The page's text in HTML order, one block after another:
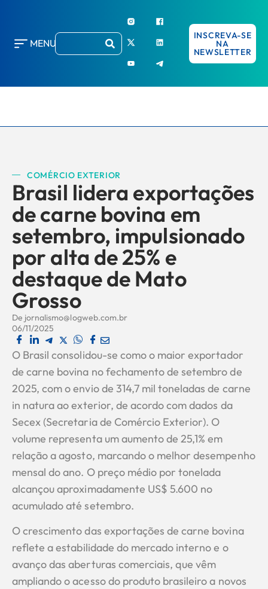
MENU
INSCREVA-SE
NA
NEWSLETTER
COMÉRCIO EXTERIOR
Brasil lidera exportações
de carne bovina em
setembro, impulsionado
por alta de 25% e
destaque de Mato
Grosso
De jornalismo@logweb.com.br
06/11/2025
O Brasil consolidou-se como o maior exportador
de carne bovina no fechamento de setembro de
2025, com o envio de 314,7 mil toneladas de carne
in natura ao exterior, de acordo com dados da
Secex (Secretaria de Comércio Exterior). O
volume representa um aumento de 25,1% em
relação a agosto, marcando o melhor desempenho
mensal do ano. O preço médio por tonelada
alcançou aproximadamente US$ 5.600 no
acumulado até setembro.
O crescimento das exportações de carne bovina
reflete a estabilidade do mercado interno e o
avanço das aberturas comerciais, que vêm
ampliando o acesso do produto brasileiro a novos